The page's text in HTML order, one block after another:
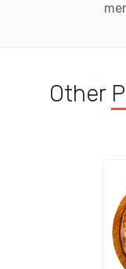
Other